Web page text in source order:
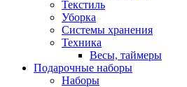
Текстиль
Уборка
Системы хранения
Техника
Весы, таймеры
Подарочные наборы
Наборы